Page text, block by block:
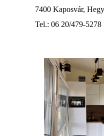
7400 Kaposvár,
Tel.: 06 20/479-5278